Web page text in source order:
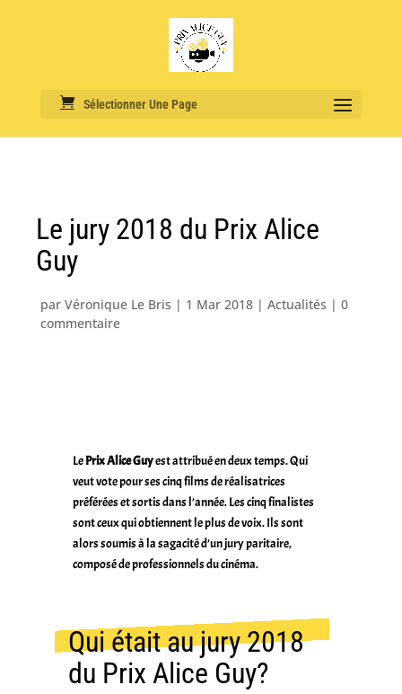
Sélectionner Une Page
Le jury 2018 du Prix Alice
Guy
par Véronique Le Bris | 1 Mar 2018| Actualités | 0
commentaire
LePrix Alice Guyest attribué en deux temps. Qui
veut vote pour ses cinq films de réalisatrices
préférées et sortis dans l’année. Les cinq finalistes
sont ceux qui obtiennent le plus de voix. Ils sont
alors soumis à la sagacité d’un jury paritaire,
composé de professionnels du cinéma.
Qui était au jury 2018
du Prix Alice Guy?